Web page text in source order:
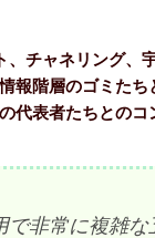
、チャネリング、
報階層のゴミたち
代表者たちとのコ
で非常に複雑な